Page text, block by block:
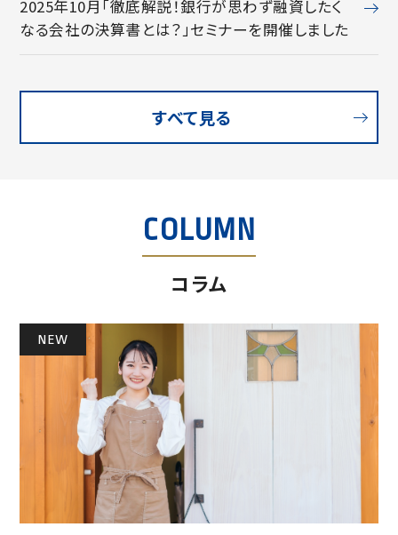
2025年10月「徹底解説！銀行が思わず融資したく
なる会社の決算書とは？」セミナーを開催しました
すべて見る
COLUMN
コラム
NEW